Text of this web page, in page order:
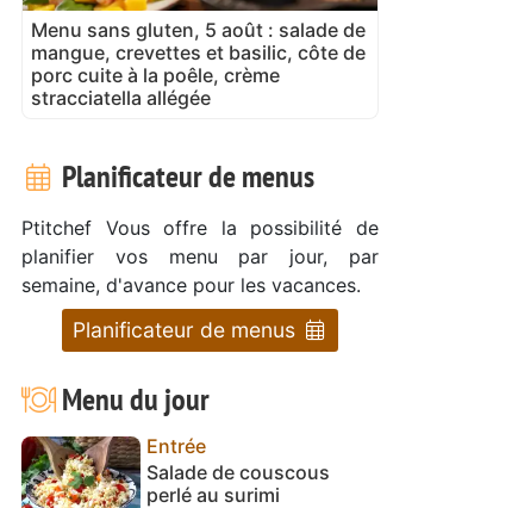
Menu sans gluten, 5 août : salade de
mangue, crevettes et basilic, côte de
porc cuite à la poêle, crème
stracciatella allégée
Planificateur de menus
Ptitchef Vous offre la possibilité de
planifier vos menu par jour, par
semaine, d'avance pour les vacances.
Planificateur de menus
Menu du jour
Entrée
Salade de couscous
perlé au surimi